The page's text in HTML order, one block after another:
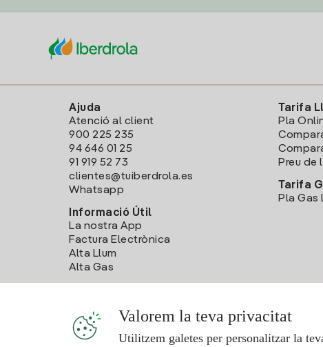
Ajuda
Atenció al client
900 225 235
94 646 01 25
91 919 52 73
clientes@tuiberdrola.es
Whatsapp
Informació Útil
La nostra App
Factura Electrònica
Alta Llum
Alta Gas
Tarifa
Pla
Preu de
Tarifa
Pla Gas
Valorem la teva privacitat
Utilitzem galetes per personalitzar la